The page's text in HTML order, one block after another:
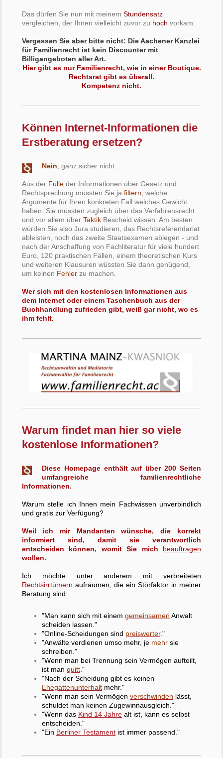
Das dürfen Sie nun mit meinem Stundensatz
vergleichen, der Ihnen vielleicht zuvor zu hoch vorkam.
Vergessen Sie aber bitte nicht: Die Aachener Kanzlei
für Familienrecht ist kein Discounter mit
Billigangeboten aller Art.
Hier gibt es nur Familienrecht, wie in einer Boutique.
Rechtsrat gibt es überall.
Kompetenz nicht.
Können Internet-Informationen die
Erstberatung ersetzen?
Nein, ganz sicher nicht.
Aus der Fülle der Informationen über Gesetz und
Rechtsprechung müssten Sie ja filtern, welche
Argumente für Ihren konkreten Fall welches Gewicht
haben. Sie müssten zugleich über das Verfahrensrecht
und vor allem über Taktik Bescheid wissen. Am besten
würden Sie also Jura studieren, das Rechtsreferendariat
ableisten, noch das zweite Staatsexamen ablegen - und
nach der Anschaffung von Fachliteratur für viele hundert
Euro, 120 praktischen Fällen, einem theoretischen Kurs
und weiteren Klausuren wüssten Sie dann genügend,
um keinen Fehler zu machen.
Wer sich mit den kostenlosen Informationen aus
dem Internet oder einem Taschenbuch aus der
Buchhandlung zufrieden gibt, weiß gar nicht, wo es
ihm fehlt.
Warum findet man hier so viele
kostenlose Informationen?
Diese Homepage enthält auf über 200 Seiten
umfangreiche familienrechtliche
Informationen.
Warum stelle ich Ihnen mein Fachwissen unverbindlich
und gratis zur Verfügung?
Weil ich mir Mandanten wünsche, die korrekt
informiert sind, damit sie verantwortlich
entscheiden können, womit Sie mich beauftragen
wollen.
Ich möchte unter anderem mit verbreiteten
Rechtsirrtümern aufräumen, die ein Störfaktor in meiner
Beratung sind:
"Man kann sich mit einem gemeinsamen Anwalt
scheiden lassen."
"Online-Scheidungen sind preiswerter."
"Anwälte verdienen umso mehr, je mehr sie
schreiben."
"Wenn man bei Trennung sein Vermögen aufteilt,
ist man quitt ."
"Nach der Scheidung gibt es keinen
Ehegattenunterhalt mehr."
"Wenn man sein Vermögen verschwinden lässt,
schuldet man keinen Zugewinnausgleich."
"Wenn das Kind 14 Jahre alt ist, kann es selbst
entscheiden."
"Ein Berliner Testament ist immer passend."